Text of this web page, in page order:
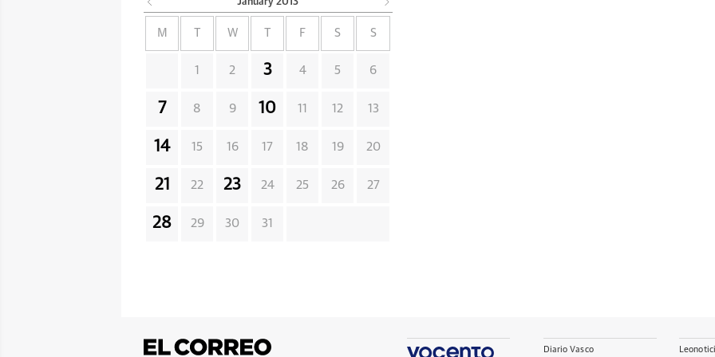
M W F S S
1 2 3 4 5 6
7 8 9 10 11 12 13
14 15 16 17 18 19 20
21 22 23 24 25 26 27
28 29 30 31
Diario Vasco